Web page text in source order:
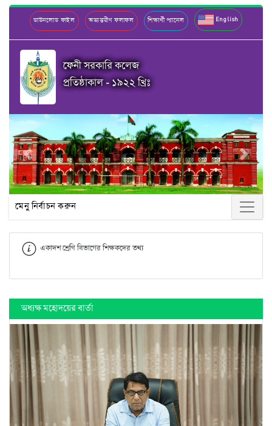
ডাউনলোড ফাইল অভ্যন্তরীণ ফলাফল শিক্ষার্থী প্যানেল English
ফেনী সরকারি কলেজ
প্রতিষ্ঠাকাল - ১৯২২ খ্রিঃ
Previous Next
মেনু নির্বাচন করুন
একাদশ শ্রেণি বিভাগের শিক্ষকদের তথ্য
অধ্যক্ষ মহোদয়ের বার্তা